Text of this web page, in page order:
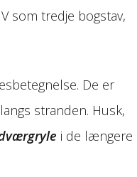
som tredje bogstav,
De er
stranden. Husk,
i de længere